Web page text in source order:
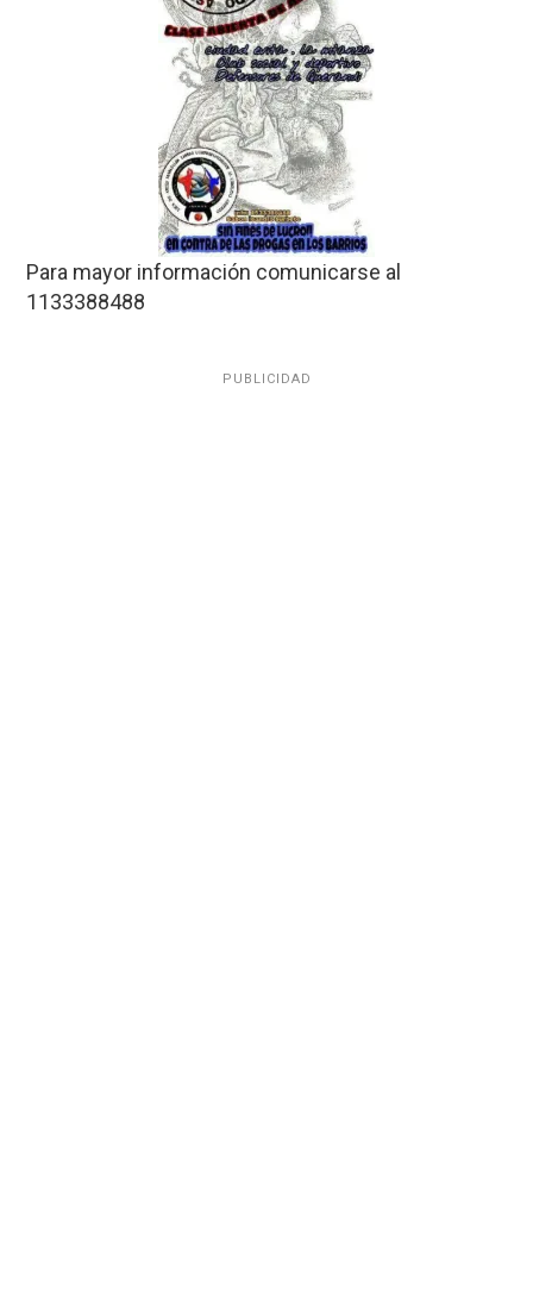
Para mayor información comunicarse al
1133388488
PUBLICIDAD